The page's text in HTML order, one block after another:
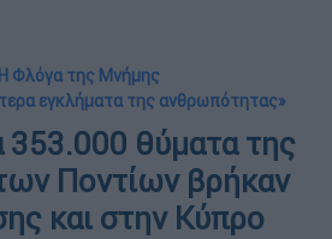
Φλόγα της Μνήμης
εγκλήματα της ανθρωπότητας»
353.000 θύματα της
Ποντίων βρήκαν
και στην Κύπρο